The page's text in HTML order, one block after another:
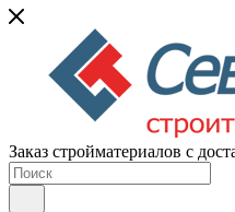
Заказ стройматериалов с